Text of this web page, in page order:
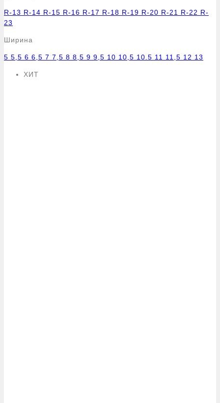
R-13 R-14 R-15 R-16 R-17 R-18 R-19 R-20 R-21 R-22 R-
23
Ширина
5 5,5 6 6,5 7 7,5 8 8,5 9 9,5 10 10,5 10.5 11 11,5 12 13
ХИТ